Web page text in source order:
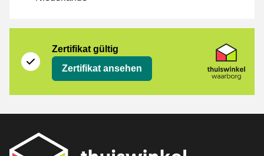
Zertifikat gültig
Zertifikat ansehen